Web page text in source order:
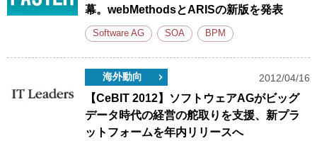
幕。webMethodsとARISの新版を発表
Software AG SOA BPM
海外動向 2012/04/16
【CeBIT 2012】ソフトウェアAGがビッグ
データ時代の経営の舵取りを支援、新プラ
ットフォームを年内リリースへ